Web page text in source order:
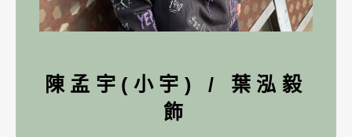
陳孟宇(小宇) / 葉泓毅
飾